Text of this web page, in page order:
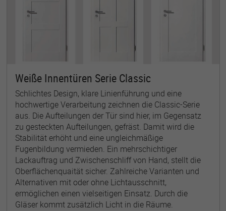
Weiße Innentüren Serie Classic
Schlichtes Design, klare Linienführung und eine
hochwertige Verarbeitung zeichnen die Classic-Serie
aus. Die Aufteilungen der Tür sind hier, im Gegensatz
zu gesteckten Aufteilungen, gefräst. Damit wird die
Stabilität erhöht und eine ungleichmäßige
Fugenbildung vermieden. Ein mehrschichtiger
Lackauftrag und Zwischenschliff von Hand, stellt die
Oberflächenquaität sicher. Zahlreiche Varianten und
Alternativen mit oder ohne Lichtausschnitt,
ermöglichen einen vielseitigen Einsatz. Durch die
Gläser kommt zusätzlich Licht in die Räume.